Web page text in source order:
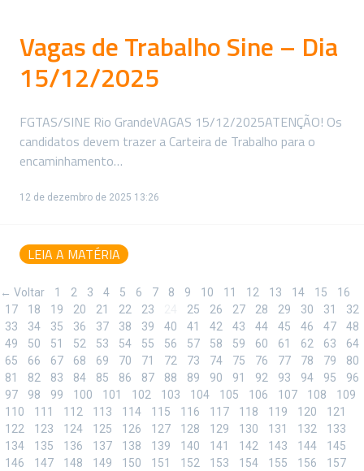
Vagas de Trabalho Sine – Dia
15/12/2025
FGTAS/SINE Rio GrandeVAGAS 15/12/2025ATENÇÃO! Os
candidatos devem trazer a Carteira de Trabalho para o
encaminhamento…
12 de dezembro de 2025 13:26
LEIA A MATÉRIA
← Voltar 1 2 3 4 5 6 7 8 9 10 11 12 13 14 15
16
17
18 19 20 21 22 23 25 26 27 28 29 30 31
32
33
34 35 36 37 38 39 40 41 42 43 44 45 46 47
48
49
50 51 52 53 54 55 56 57 58 59 60 61 62 63
64
65
66 67 68 69 70 71 72 73 74 75 76 77 78 79
80
81
82 83 84 85 86 87 88 89 90 91 92 93 94 95
96
97
98 99 100 101 102 103 104 105 106 107 108
109
110
111 112 113 114 115 116 117 118 119 120
121
122
123 124 125 126 127 128 129 130 131 132
133
134
135 136 137 138 139 140 141 142 143 144
145
146
147 148 149 150 151 152 153 154 155 156
157